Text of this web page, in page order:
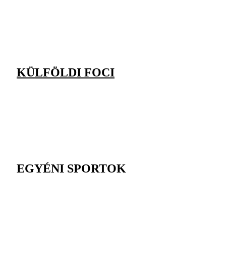
KÜLFÖLDI FOCI
EGYÉNI SPORTOK